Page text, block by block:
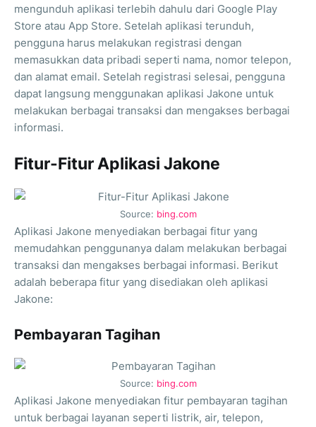
mengunduh aplikasi terlebih dahulu dari Google Play
Store atau App Store. Setelah aplikasi terunduh,
pengguna harus melakukan registrasi dengan
memasukkan data pribadi seperti nama, nomor telepon,
dan alamat email. Setelah registrasi selesai, pengguna
dapat langsung menggunakan aplikasi Jakone untuk
melakukan berbagai transaksi dan mengakses berbagai
informasi.
Fitur-Fitur Aplikasi Jakone
Source: bing.com
Aplikasi Jakone menyediakan berbagai fitur yang
memudahkan penggunanya dalam melakukan berbagai
transaksi dan mengakses berbagai informasi. Berikut
adalah beberapa fitur yang disediakan oleh aplikasi
Jakone:
Pembayaran Tagihan
Source: bing.com
Aplikasi Jakone menyediakan fitur pembayaran tagihan
untuk berbagai layanan seperti listrik, air, telepon,